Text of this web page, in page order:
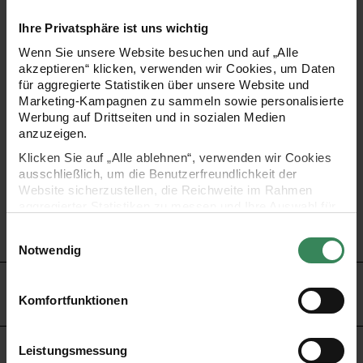
Ihre Privatsphäre ist uns wichtig
Wenn Sie unsere Website besuchen und auf „Alle
akzeptieren“ klicken, verwenden wir Cookies, um Daten
für aggregierte Statistiken über unsere Website und
Marketing-Kampagnen zu sammeln sowie personalisierte
Werbung auf Drittseiten und in sozialen Medien
anzuzeigen.
Klicken Sie auf „Alle ablehnen“, verwenden wir Cookies
ausschließlich, um die Benutzerfreundlichkeit der
Website sicherzustellen, die Reichweite im Rahmen
Ihre Einwilligung ist freiwillig und kann jederzeit über den
Link „Cookie-Einstellungen“ im Fußbereich der Seite
verwendeten Technologien und den Empfängern der
Daten finden Sie in unserer Datenschutzerklärung.
Notwendig
Komfortfunktionen
Leistungsmessung
können! Und für alle, die Ideen und Inspiration wünschen,
gibt es das passende Buch „Let’s make lovely jewellery“
(Art.Nr. 7094.57.000) mit Anleitungen und mehr für
Schmuck im Ethno-Look.
Feingliedrige Gliederkette, Länge kann selbst bestimmt
werden
•aus Metall, silberfarbig